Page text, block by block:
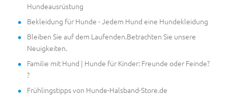
Hundeausrüstung
Bekleidung für Hunde - Jedem Hund eine Hundekleidung
Bleiben Sie auf dem Laufenden.Betrachten Sie unsere
Neuigkeiten.
Familie mit Hund | Hunde für Kinder: Freunde oder Feinde?
?
Frühlingstipps von Hunde-Halsband-Store.de